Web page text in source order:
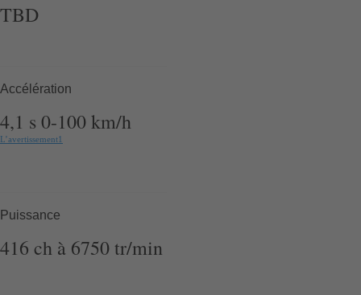
TBD
Accélération
4,1 s 0-100 km/h
L’avertissement1
Puissance
416 ch à 6750tr/min